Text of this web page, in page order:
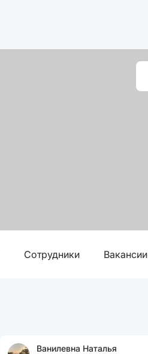
Сотрудники Вакансии
Ванилевна Наталья